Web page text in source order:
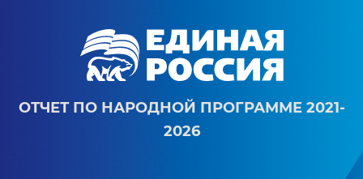
ОТЧЕТ ПО НАРОДНОЙ ПРОГРАММЕ 2021-
2026